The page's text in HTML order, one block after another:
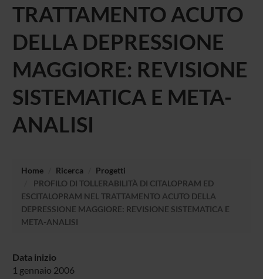
TRATTAMENTO ACUTO
DELLA DEPRESSIONE
MAGGIORE: REVISIONE
SISTEMATICA E META-
ANALISI
Home Ricerca
Progetti
PROFILO DI TOLLERABILITÀ DI CITALOPRAM ED
ESCITALOPRAM NEL TRATTAMENTO ACUTO DELLA
DEPRESSIONE MAGGIORE: REVISIONE SISTEMATICA E
META-ANALISI
Data inizio
1 gennaio 2006